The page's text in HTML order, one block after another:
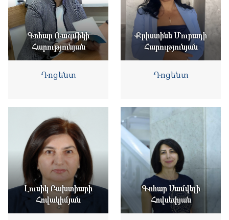
Գոհար Ռազմիկի
Հարությունյան
Դոցենտ
Քրիստինե Մուրադի
Հարությունյան
Դոցենտ
Լուսիկ Բախտիարի
Հովակիմյան
Գոհար Սամվելի
Հովսեփյան